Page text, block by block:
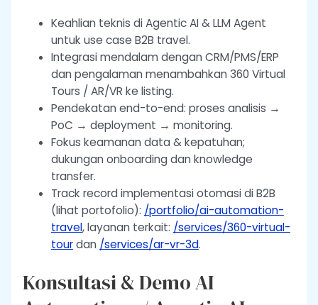
Keahlian teknis di Agentic AI & LLM Agent
untuk use case B2B travel.
Integrasi mendalam dengan CRM/PMS/ERP
dan pengalaman menambahkan 360 Virtual
Tours / AR/VR ke listing.
Pendekatan end-to-end: proses analisis →
PoC → deployment → monitoring.
Fokus keamanan data & kepatuhan;
dukungan onboarding dan knowledge
transfer.
Track record implementasi otomasi di B2B
(lihat portofolio): /portfolio/ai-automation-
travel, layanan terkait: /services/360-virtual-
tourdan /services/ar-vr-3d.
Konsultasi & Demo AI